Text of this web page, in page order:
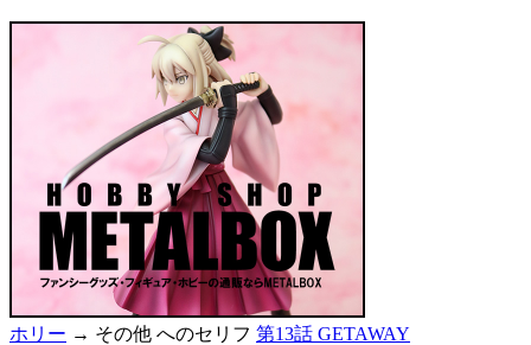
ホリー → その他 へのセリフ 第13話 GETAWAY